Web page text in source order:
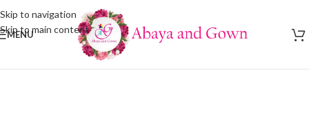
Skip to navigation
Skip to main content
MENU